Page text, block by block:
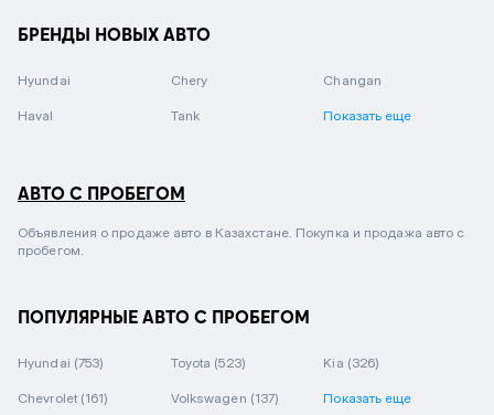
БРЕНДЫ НОВЫХ АВТО
Hyundai Chery Changan
Haval Tank Показать еще
АВТО С ПРОБЕГОМ
Объявления о продаже авто в Казахстане. Покупка и продажа авто с
пробегом.
ПОПУЛЯРНЫЕ АВТО С ПРОБЕГОМ
Hyundai (753) Toyota (523) Kia (326)
Chevrolet (161) Volkswagen (137) Показать еще